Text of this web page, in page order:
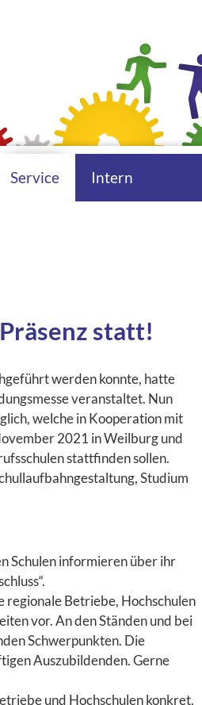
Service Intern
statt!
werden konnte, hatte
veranstaltet. Nun
welche in Kooperation mit
2021 in Weilburg und
stattfinden sollen.
Studium
Schulen informieren über ihr
regionale Betriebe, Hochschulen
vor. An den Ständen und bei
Schwerpunkten. Die
Auszubildenden. Gerne
und Hochschulen konkret,